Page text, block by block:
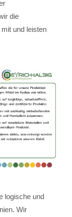
die
und leisten
logische und
Wir